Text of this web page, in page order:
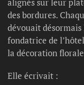
des bordures.
dévouait
fondatrice de
la décoration
Elle écrivait :